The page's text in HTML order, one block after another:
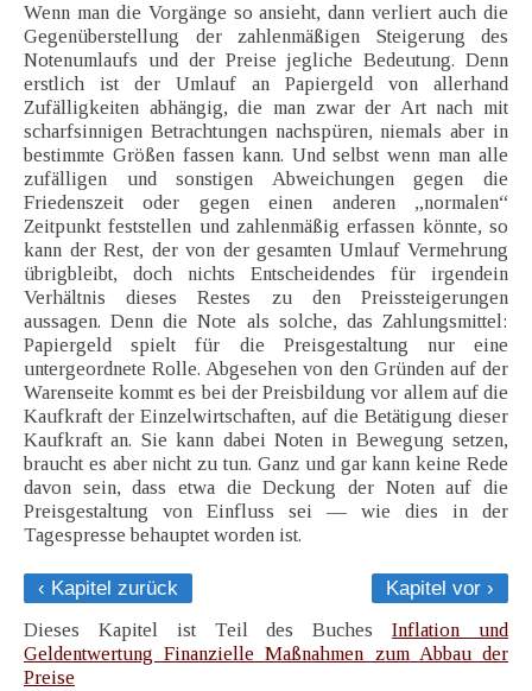
Wenn man die Vorgänge so ansieht, dann verliert auch die
Gegenüberstellung der zahlenmäßigen Steigerung des
Notenumlaufs und der Preise jegliche Bedeutung. Denn
erstlich ist der Umlauf an Papiergeld von allerhand
Zufälligkeiten abhängig, die man zwar der Art nach mit
scharfsinnigen Betrachtungen nachspüren, niemals aber in
bestimmte Größen fassen kann. Und selbst wenn man alle
zufälligen und sonstigen Abweichungen gegen die
Friedenszeit oder gegen einen anderen „normalen“
Zeitpunkt feststellen und zahlenmäßig erfassen könnte, so
kann der Rest, der von der gesamten Umlauf Vermehrung
übrigbleibt, doch nichts Entscheidendes für irgendein
Verhältnis dieses Restes zu den Preissteigerungen
aussagen. Denn die Note als solche, das Zahlungsmittel:
Papiergeld spielt für die Preisgestaltung nur eine
untergeordnete Rolle. Abgesehen von den Gründen auf der
Warenseite kommt es bei der Preisbildung vor allem auf die
Kaufkraft der Einzelwirtschaften, auf die Betätigung dieser
Kaufkraft an. Sie kann dabei Noten in Bewegung setzen,
braucht es aber nicht zu tun. Ganz und gar kann keine Rede
davon sein, dass etwa die Deckung der Noten auf die
Preisgestaltung von Einfluss sei — wie dies in der
Tagespresse behauptet worden ist.
‹ Kapitel zurück
Kapitel vor ›
Dieses Kapitel ist Teil des BuchesInflation und
Geldentwertung Finanzielle Maßnahmen zum Abbau der
Preise